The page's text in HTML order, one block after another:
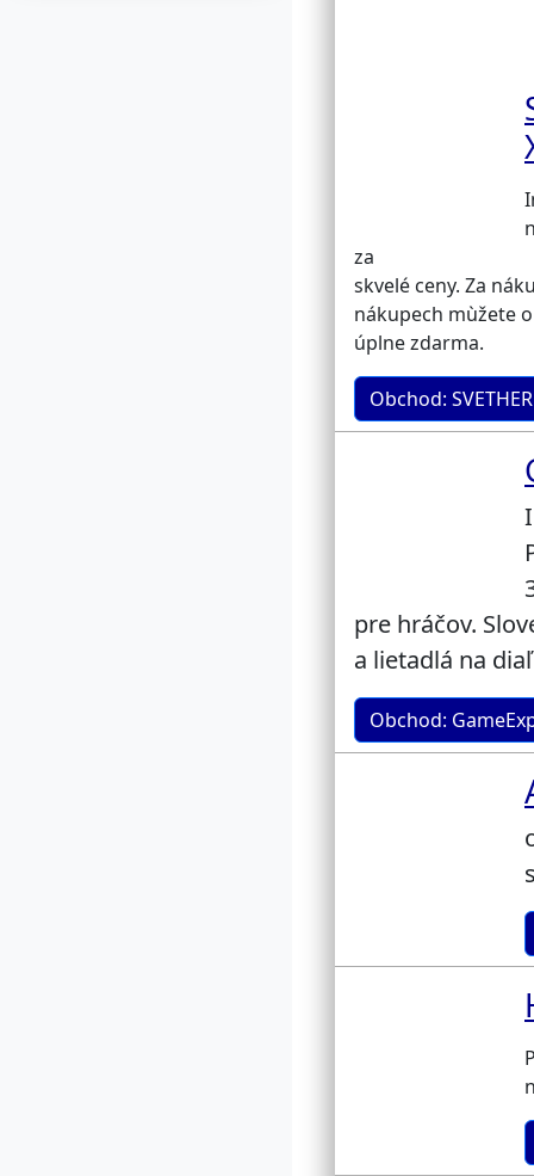
za
skvelé ceny. Za
nákupech mùžete
úplne zdarma.
Obchod:
pre hráčov.
a lietadlá na
Obchod: